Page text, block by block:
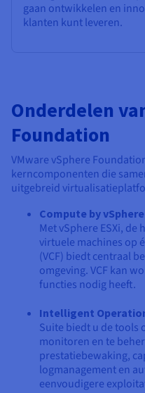
gaan ontwikkelen en
klanten kunt leveren.
Onderdelen
Foundation
VMware vSphere
kerncomponenten die
uitgebreid
Compute by vSphere
Met vSphere ESXi,
virtuele machines op
(VCF) biedt centraal
omgeving. VCF kan
functies nodig heeft.
Intelligent
Suite biedt u de tools
monitoren en te
prestatiebewaking,
logmanagement en
eenvoudigere